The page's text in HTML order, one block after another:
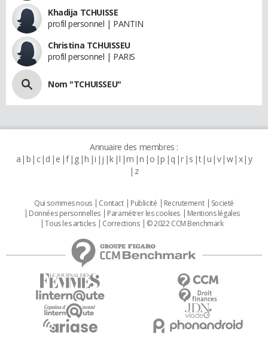
Khadija TCHUISSE
profil personnel | PANTIN
Christina TCHUISSEU
profil personnel | PARIS
Nom "TCHUISSEU"
Annuaire des membres :
a b c d e f g h i j k l m n o p q r s t u v w x y
z
Qui sommes nous Contact Publicité Recrutement
Societé
Données personnelles
Paramétrer les cookies
Mentions légales
Tous les articles
Corrections © 2022 CCM Benchmark